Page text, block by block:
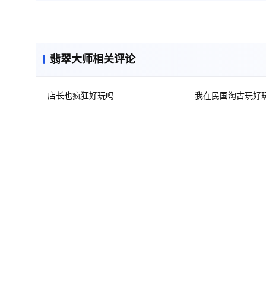
翡翠大师相关评论
店长也疯狂好玩吗 我在民国淘古玩好